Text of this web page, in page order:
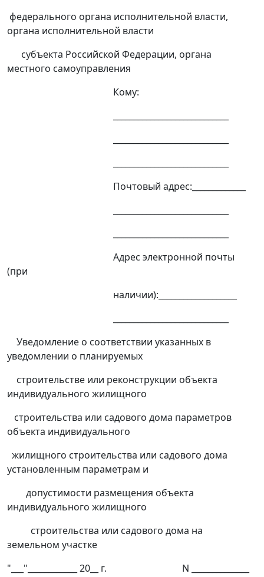
федерального органа исполнительной власти,
органа исполнительной власти
субъекта Российской Федерации, органа
местного самоуправления
Кому:
Почтовый адрес:_____________
Адрес электронной почты
(при
наличии):___________________
Уведомление о соответствии указанных в
уведомлении о планируемых
строительстве или реконструкции объекта
индивидуального жилищного
строительства или садового дома параметров
объекта индивидуального
жилищного строительства или садового дома
установленным параметрам и
допустимости размещения объекта
индивидуального жилищного
строительства или садового дома на
земельном участке
"___"____________ 20__ г. N ______________